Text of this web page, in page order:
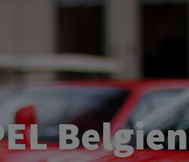
Belgien